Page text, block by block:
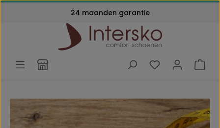
Ga naar de hoofdinhoud24 maanden garantie